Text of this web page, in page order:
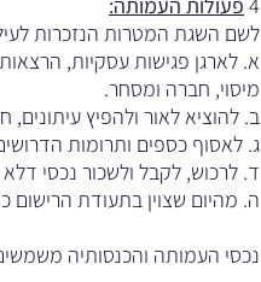
לשם השגת המטרות הנזכרות
א. לארגן פגישות עסקיות,
מיסוי, חברה ומסחר.
ב. להוציא לאור ולהפיץ
ג. לאסוף כספים ותרומות
ד. לרכוש, לקבל ולשכור נכסי
ה. מהיום שצוין בתעודת
נכסי העמותה והכנסותיה